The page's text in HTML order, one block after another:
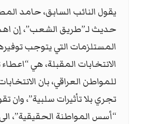
يقول النائب السابق، حامد
حديث لـ”طريق الشعب”، إن
المستلزمات التي يتوجب
الانتخابات المقبلة، هي
للمواطن العراقي، بان
تجري بلا تأثيرات سلبية”، وان
“أسس المواطنة الحقيقية”،